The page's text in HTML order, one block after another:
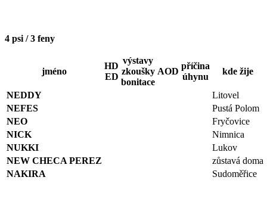
4 psi / 3 feny
jméno
HD
ED
výstavy
zkoušky
bonitace
AOD
příčina
úhynu
kde žije
NEDDY
Litovel
NEFES
Pustá Polom
NEO
Fryčovice
NICK
Nimnica
NUKKI
Lukov
NEW CHECA PEREZ
zůstavá doma
NAKIRA
Sudoměřice